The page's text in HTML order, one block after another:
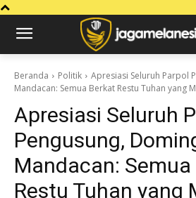
Beranda Politik
Apresiasi Seluruh Parpol
Mandacan: Semua Berkat Restu Tuhan yang
Apresiasi Seluruh
Pengusung,
Mandacan:
Restu Tuhan yang